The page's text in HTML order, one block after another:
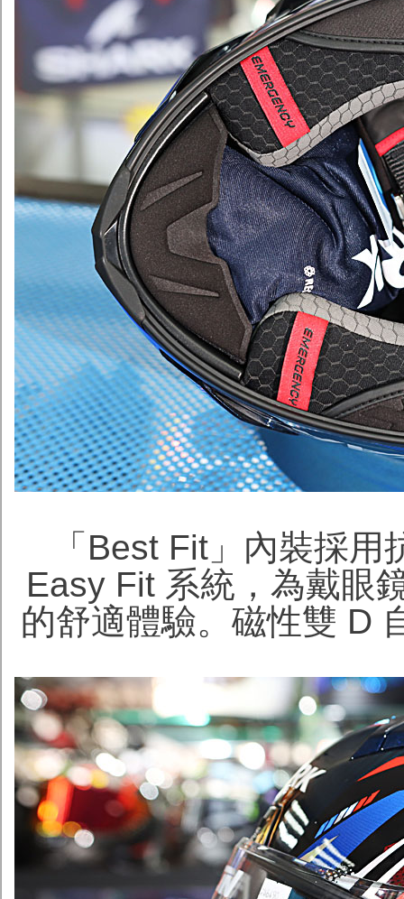
「Best Fit」內裝採
Easy Fit 系統，為戴眼
的舒適體驗。磁性雙 D